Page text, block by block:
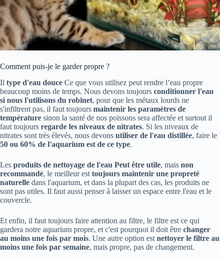
Comment puis-je le garder propre ?
Il type d'eau douce Ce que vous utilisez peut rendre l’eau propre
beaucoup moins de temps. Nous devons toujours conditionner l'eau
si nous l'utilisons du robinet, pour que les métaux lourds ne
s'infiltrent pas, il faut toujours maintenir les paramètres de
température sinon la santé de nos poissons sera affectée et surtout il
faut toujours regarde les niveaux de nitrates. Si les niveaux de
nitrates sont très élevés, nous devons utiliser de l'eau distillée, faire le
50 ou 60% de l'aquarium est de ce type.
Les produits de nettoyage de l'eau Peut être utile, mais non
recommandé, le meilleur est toujours maintenir une propreté
naturelle dans l'aquarium, et dans la plupart des cas, les produits ne
sont pas utiles. Il faut aussi penser à laisser un espace entre l'eau et le
couvercle.
Et enfin, il faut toujours faire attention au filtre, le filtre est ce qui
gardera notre aquarium propre, et c'est pourquoi il doit être changer
au moins une fois par mois. Une autre option est nettoyer le filtre au
moins une fois par semaine, mais propre, pas de changement.